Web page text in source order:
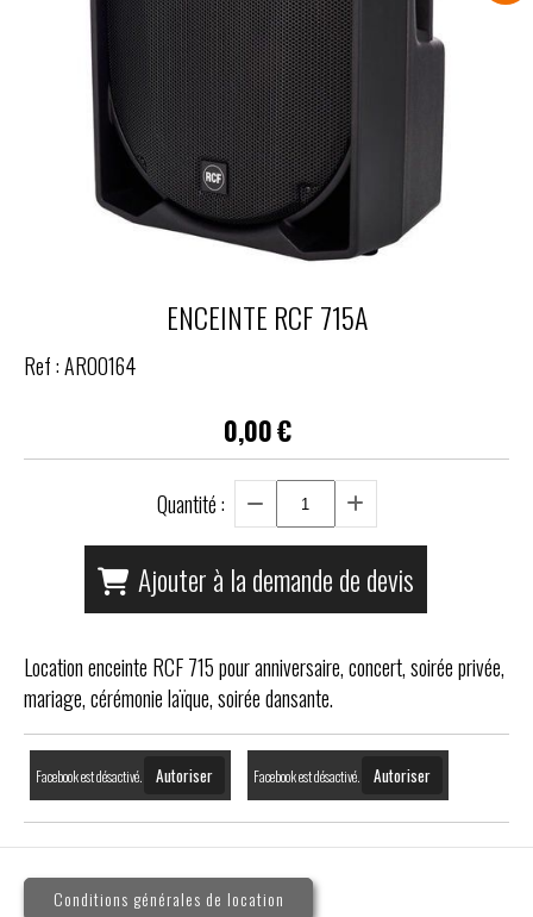
ENCEINTE RCF 715A
Ref :AR00164
0,00€
Quantité :
Ajouter à la demande de devis
Location enceinte RCF 715 pour anniversaire, concert, soirée privée,
mariage, cérémonie laïque, soirée dansante.
Facebook est désactivé. Autoriser Facebook est désactivé. Autoriser
Conditions générales de location